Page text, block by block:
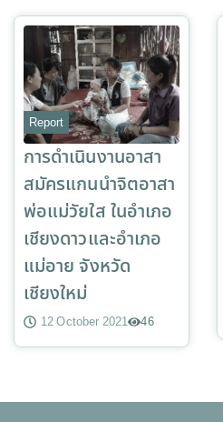
Report
การดำเนินงานอาสา
สมัครแกนนำจิตอาสา
พ่อแม่วัยใส ในอำเภอ
เชียงดาวและอำเภอ
แม่อาย จังหวัด
เชียงใหม่
12 October 2021 46